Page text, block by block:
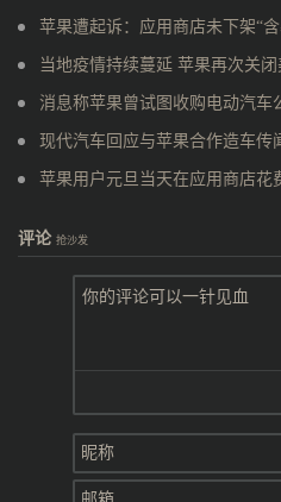
苹果遭起诉：应用商店未下架“
当地疫情持续蔓延 苹果再次关
消息称苹果曾试图收购电动汽车
现代汽车回应与苹果合作造车传
苹果用户元旦当天在应用商店花
评论 抢沙发